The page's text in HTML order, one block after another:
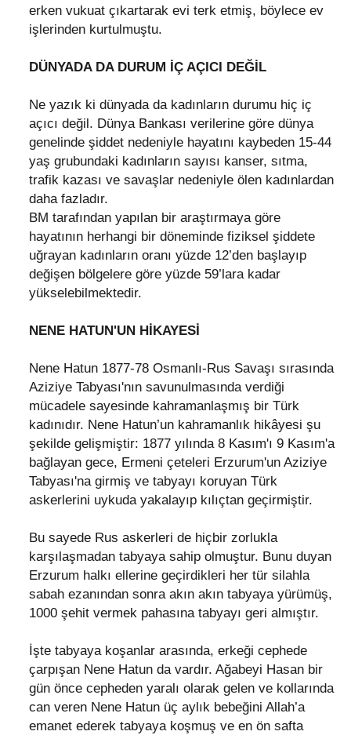
erken vukuat çıkartarak evi terk etmiş, böylece ev
işlerinden kurtulmuştu.
DÜNYADA DA DURUM İÇ AÇICI DEĞİL
Ne yazık ki dünyada da kadınların durumu hiç iç
açıcı değil. Dünya Bankası verilerine göre dünya
genelinde şiddet nedeniyle hayatını kaybeden 15-44
yaş grubundaki kadınların sayısı kanser, sıtma,
trafik kazası ve savaşlar nedeniyle ölen kadınlardan
daha fazladır.
BM tarafından yapılan bir araştırmaya göre
hayatının herhangi bir döneminde fiziksel şiddete
uğrayan kadınların oranı yüzde 12’den başlayıp
değişen bölgelere göre yüzde 59’lara kadar
yükselebilmektedir.
NENE HATUN'UN HİKAYESİ
Nene Hatun 1877-78 Osmanlı-Rus Savaşı sırasında
Aziziye Tabyası'nın savunulmasında verdiği
mücadele sayesinde kahramanlaşmış bir Türk
kadınıdır. Nene Hatun’un kahramanlık hikâyesi şu
şekilde gelişmiştir: 1877 yılında 8 Kasım'ı 9 Kasım'a
bağlayan gece, Ermeni çeteleri Erzurum'un Aziziye
Tabyası'na girmiş ve tabyayı koruyan Türk
askerlerini uykuda yakalayıp kılıçtan geçirmiştir.
Bu sayede Rus askerleri de hiçbir zorlukla
karşılaşmadan tabyaya sahip olmuştur. Bunu duyan
Erzurum halkı ellerine geçirdikleri her tür silahla
sabah ezanından sonra akın akın tabyaya yürümüş,
1000 şehit vermek pahasına tabyayı geri almıştır.
İşte tabyaya koşanlar arasında, erkeği cephede
çarpışan Nene Hatun da vardır. Ağabeyi Hasan bir
gün önce cepheden yaralı olarak gelen ve kollarında
can veren Nene Hatun üç aylık bebeğini Allah’a
emanet ederek tabyaya koşmuş ve en ön safta